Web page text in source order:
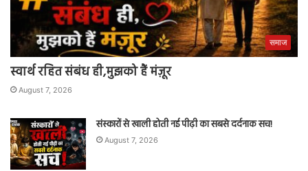
समाज
स्वार्थ रहित संबंध ही,मुझको हैं मंज़ूर
August 7, 2026
संस्कारों से खाली होती नई पीढ़ी का सबसे दर्दनाक सच!
August 7, 2026